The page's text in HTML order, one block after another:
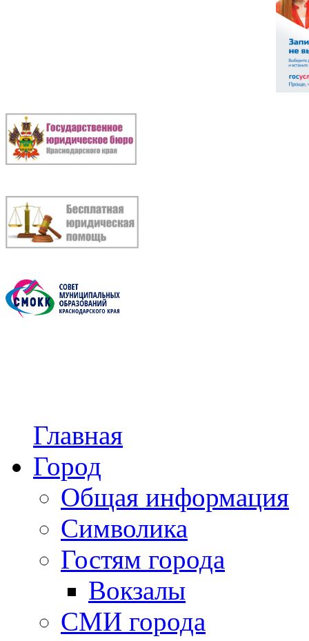
Главная
Город
Общая информация
Символика
Гостям города
Вокзалы
СМИ города